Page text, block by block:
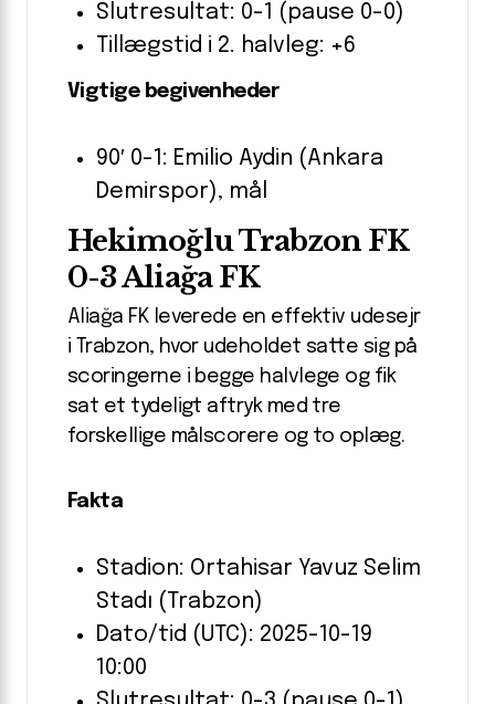
Slutresultat: 0-1 (pause 0-0)
Tillægstid i 2. halvleg: +6
Vigtige begivenheder
90′ 0-1: Emilio Aydin (Ankara
Demirspor), mål
Hekimoğlu Trabzon FK
0-3 Aliağa FK
Aliağa FK leverede en effektiv udesejr
i Trabzon, hvor udeholdet satte sig på
scoringerne i begge halvlege og fik
sat et tydeligt aftryk med tre
forskellige målscorere og to oplæg.
Fakta
Stadion: Ortahisar Yavuz Selim
Stadı (Trabzon)
Dato/tid (UTC): 2025-10-19
10:00